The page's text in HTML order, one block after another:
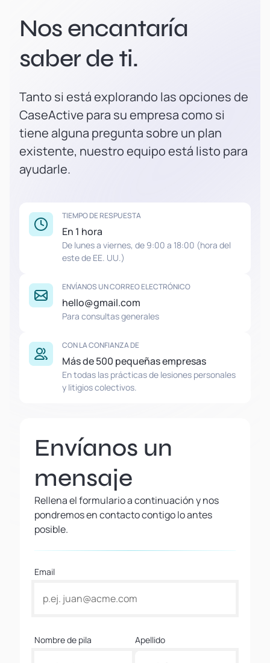
Nos encantaría
saber de ti.
Tanto si está explorando las opciones de
CaseActive para su empresa como si
tiene alguna pregunta sobre un plan
existente, nuestro equipo está listo para
ayudarle.
TIEMPO DE RESPUESTA
En 1 hora
De lunes a viernes, de 9:00 a 18:00 (hora del
este de EE. UU.)
ENVÍANOS UN CORREO ELECTRÓNICO
hello@gmail.com
Para consultas generales
CON LA CONFIANZA DE
Más de 500 pequeñas empresas
En todas las prácticas de lesiones personales
y litigios colectivos.
Envíanos un
mensaje
Rellena el formulario a continuación y nos
pondremos en contacto contigo lo antes
posible.
Email
Nombre de pila Apellido